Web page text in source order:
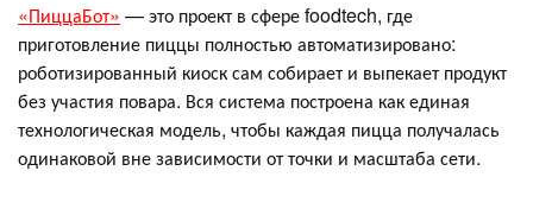
«ПиццаБот» — это проект в сфере foodtech, где
приготовление пиццы полностью автоматизировано:
роботизированный киоск сам собирает и выпекает продукт
без участия повара. Вся система построена как единая
технологическая модель, чтобы каждая пицца получалась
одинаковой вне зависимости от точки и масштаба сети.